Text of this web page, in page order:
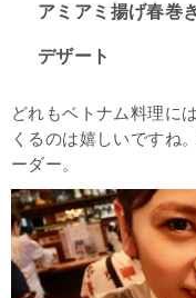
アミアミ揚げ春巻
デザート
どれもベトナム料理に
くるのは嬉しいですね
ーダー。